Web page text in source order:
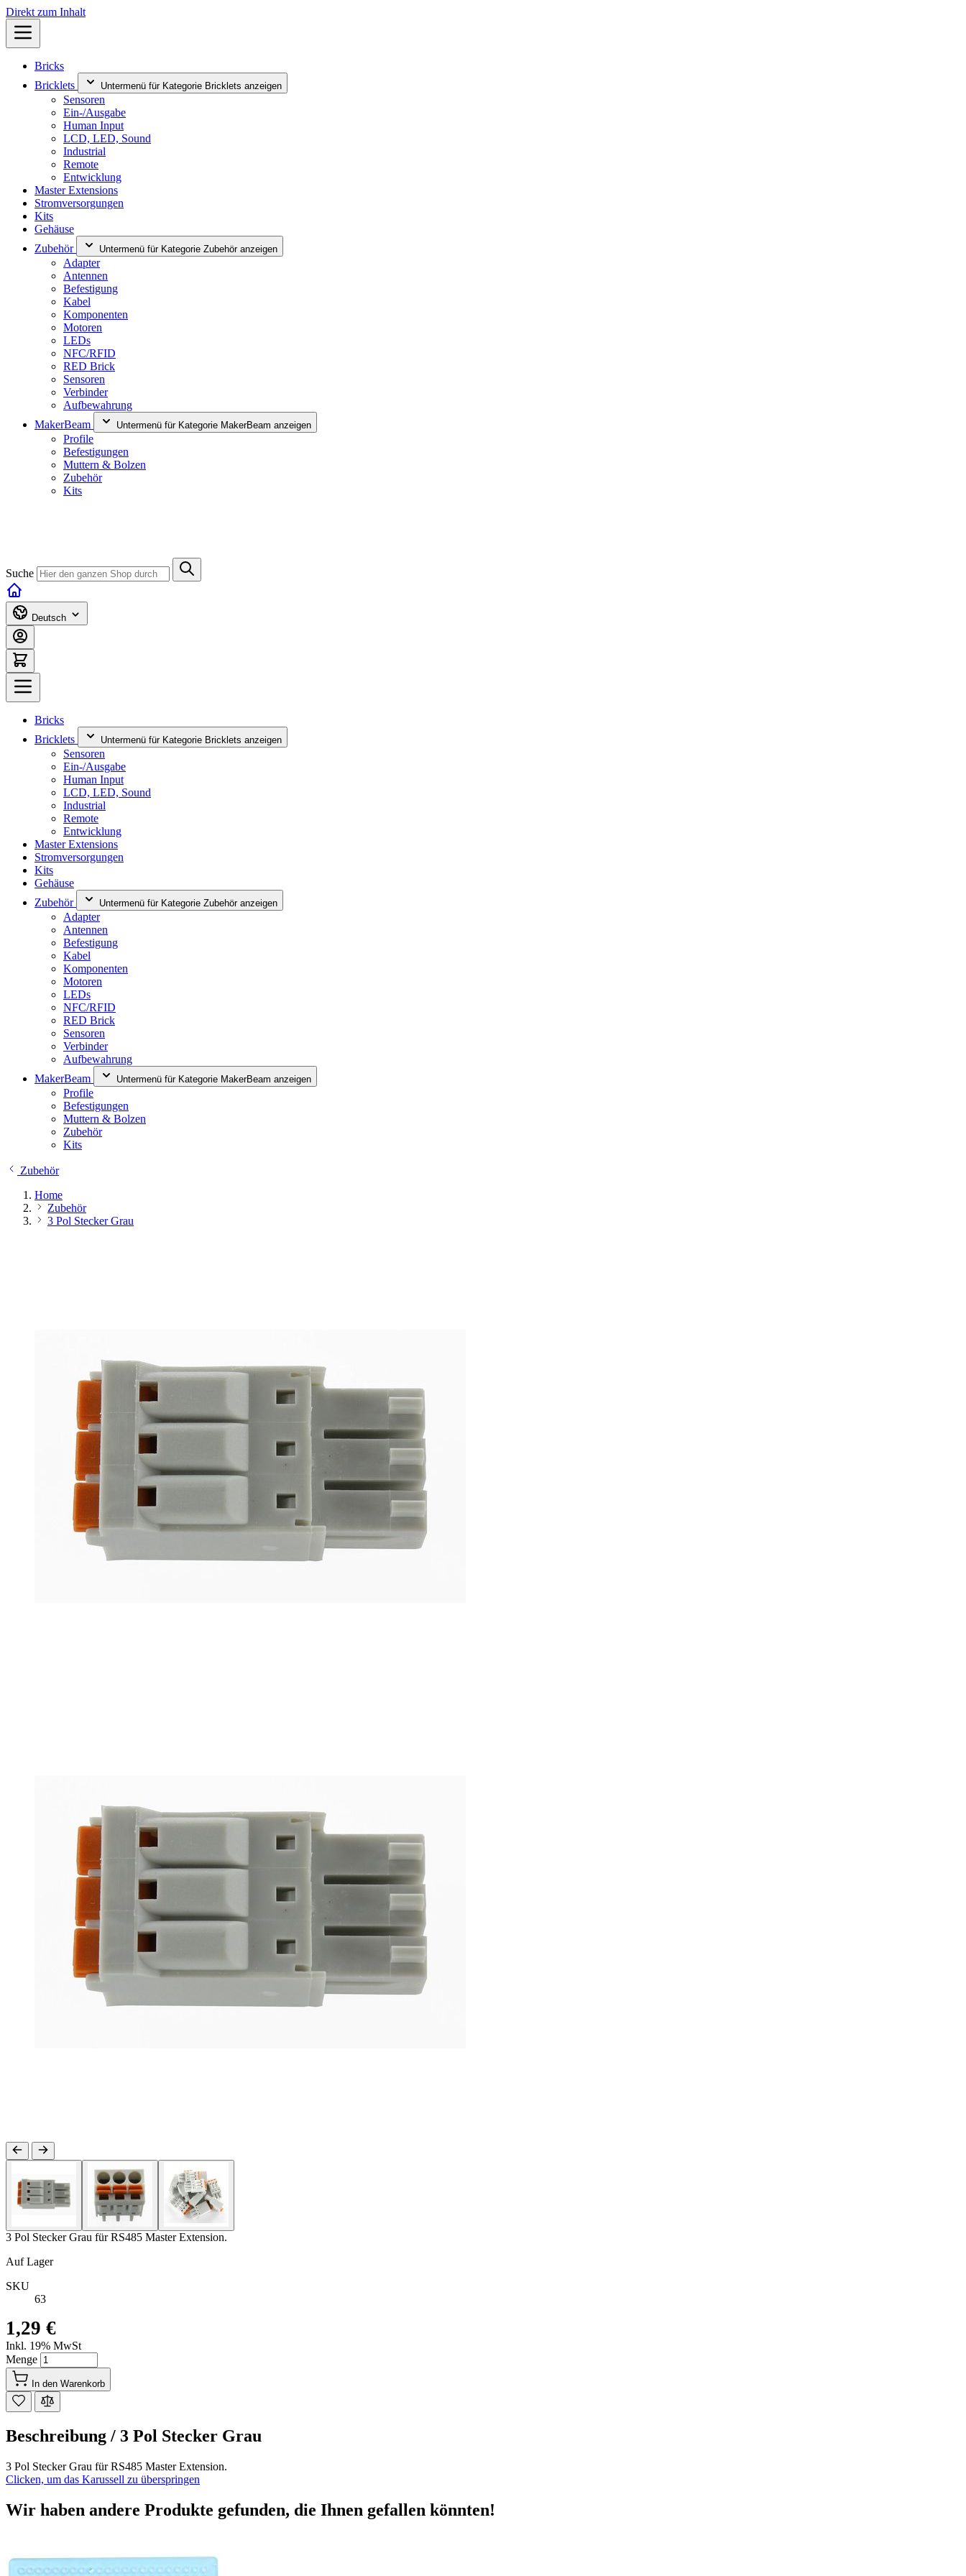
Direkt zum Inhalt
Bricks
Bricklets
Untermenü für Kategorie Bricklets anzeigen
Sensoren
Ein-/Ausgabe
Human Input
LCD, LED, Sound
Industrial
Remote
Entwicklung
Master Extensions
Stromversorgungen
Kits
Gehäuse
Zubehör
Untermenü für Kategorie Zubehör anzeigen
Adapter
Antennen
Befestigung
Kabel
Komponenten
Motoren
LEDs
NFC/RFID
RED Brick
Sensoren
Verbinder
Aufbewahrung
MakerBeam
Untermenü für Kategorie MakerBeam anzeigen
Profile
Befestigungen
Muttern & Bolzen
Zubehör
Kits
Suche
Deutsch
Bricks
Bricklets
Untermenü für Kategorie Bricklets anzeigen
Sensoren
Ein-/Ausgabe
Human Input
LCD, LED, Sound
Industrial
Remote
Entwicklung
Master Extensions
Stromversorgungen
Kits
Gehäuse
Zubehör
Untermenü für Kategorie Zubehör anzeigen
Adapter
Antennen
Befestigung
Kabel
Komponenten
Motoren
LEDs
NFC/RFID
RED Brick
Sensoren
Verbinder
Aufbewahrung
MakerBeam
Untermenü für Kategorie MakerBeam anzeigen
Profile
Befestigungen
Muttern & Bolzen
Zubehör
Kits
Zubehör
Home
Zubehör
3 Pol Stecker Grau
3 Pol Stecker Grau für RS485 Master Extension.
Auf Lager
SKU
63
1,29 €
Inkl. 19% MwSt
Menge
In den Warenkorb
Beschreibung / 3 Pol Stecker Grau
3 Pol Stecker Grau für RS485 Master Extension.
Clicken, um das Karussell zu überspringen
Wir haben andere Produkte gefunden, die Ihnen gefallen könnten!